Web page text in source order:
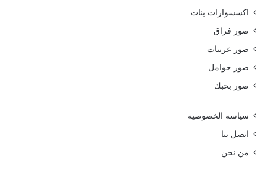
اكسسوارات بنات
صور فراق
صور عربيات
صور حوامل
صور بحبك
سياسة الخصوصية
اتصل بنا
من نحن